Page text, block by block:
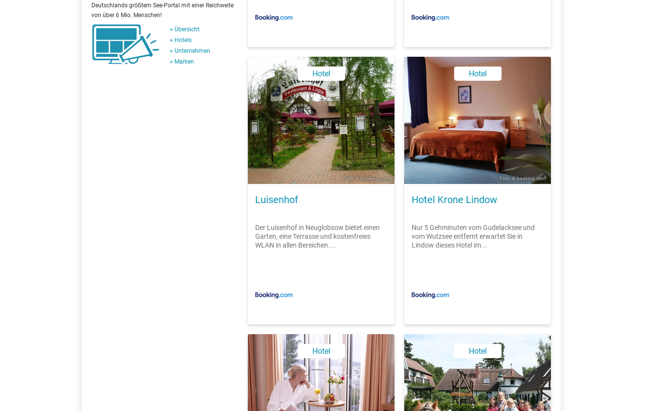
Deutschlands größtem See-Portal mit einer Reichweite
von über 6 Mio. Menschen!
Übersicht
Hotels
Unternehmen
Marken
Hotel
Foto: © booking.com
Luisenhof
Der Luisenhof in Neuglobsow bietet einen
Garten, eine Terrasse und kostenfreies
WLAN in allen Bereichen....
Hotel
Foto: © booking.com
Hotel Krone Lindow
Nur 5 Gehminuten vom Gudelacksee und
vom Wutzsee entfernt erwartet Sie in
Lindow dieses Hotel im...
Hotel Hotel